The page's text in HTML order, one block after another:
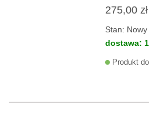
275,00 zł
Stan: Nowy
dostawa:
Produkt